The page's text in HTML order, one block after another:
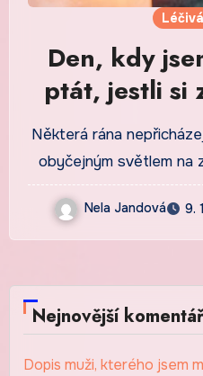
Den, kdy
ptát, jestli si
Některá rána
obyčejným světlem na
Nela Jandová 9.
Nejnovější
Dopis muži, kterého jsem